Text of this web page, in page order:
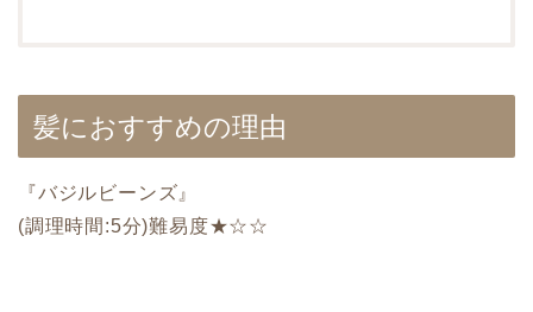
髪におすすめの理由
『バジルビーンズ』
(調理時間:5分)難易度★☆☆